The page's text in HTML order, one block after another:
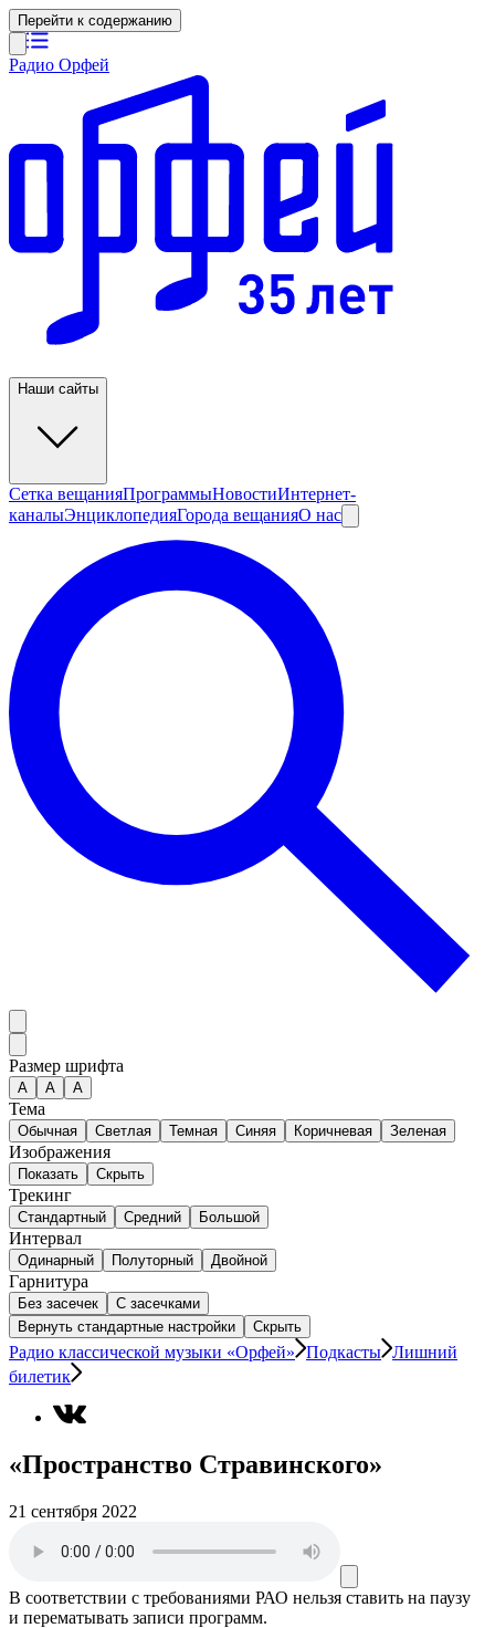
Перейти к содержанию
Радио Орфей
Наши сайты
Сетка вещанияПрограммыНовостиИнтернет-
каналыЭнциклопедияГорода вещанияО нас
Размер шрифта
А A A
Тема
Обычная Светлая Темная Синяя Коричневая Зеленая
Изображения
Показать Скрыть
Трекинг
Стандартный Средний Большой
Интервал
Одинарный Полуторный Двойной
Гарнитура
Без засечек
С засечками
Вернуть стандартные настройки
Скрыть
Радио классической музыки «Орфей» Подкасты Лишний
билетик
«Пространство Стравинского»
21 сентября 2022
В соответствии с требованиями РАО нельзя ставить на паузу
и перематывать записи программ.